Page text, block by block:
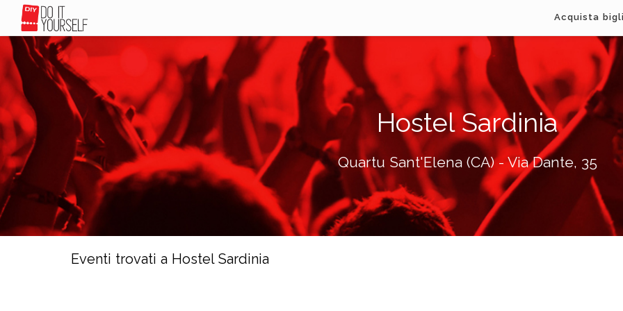
Acquista
Hostel Sardinia
Quartu Sant'Elena (CA) - Via Dante, 35
Eventi trovati a Hostel Sardinia